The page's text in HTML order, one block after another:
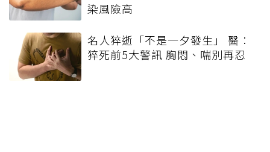
染風險高
名人猝逝「不是一夕發生」 醫：
猝死前5大警訊 胸悶、喘別再忍